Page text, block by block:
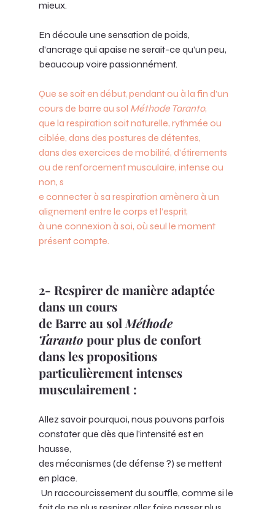
mieux.
En découle une sensation de poids,
d’ancrage qui apaise ne serait-ce qu’un peu,
beaucoup voire passionnément.
Que se soit en début, pendant ou à la fin d’un
cours de barre au sol Méthode Taranto,
que la respiration soit naturelle, rythmée ou
ciblée, dans des postures de détentes,
dans des exercices de mobilité, d’étirements
ou de renforcement musculaire, intense ou
non, s
e connecter à sa respiration amènera à un
alignement entre le corps et l’esprit,
à une connexion à soi, où seul le moment
présent compte.
2- Respirer de manière adaptée
dans un cours
de Barre au sol Méthode
Taranto pour plus de confort
dans les propositions
particulièrement intenses
musculairement :
Allez savoir pourquoi, nous pouvons parfois
constater que dès que l’intensité est en
hausse,
des mécanismes (de défense ?) se mettent
en place.
Un raccourcissement du souffle, comme si le